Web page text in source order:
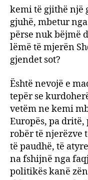
kemi të gjithë një
gjuhë, mbetur
përse nuk bëjmë
lëmë të mjerën
gjendet sot?
Është nevojë e
tepër se
vetëm ne kemi
Europës, pa
robër të njerëzve
të paudhë, të
na fshijnë nga
politikës kanë